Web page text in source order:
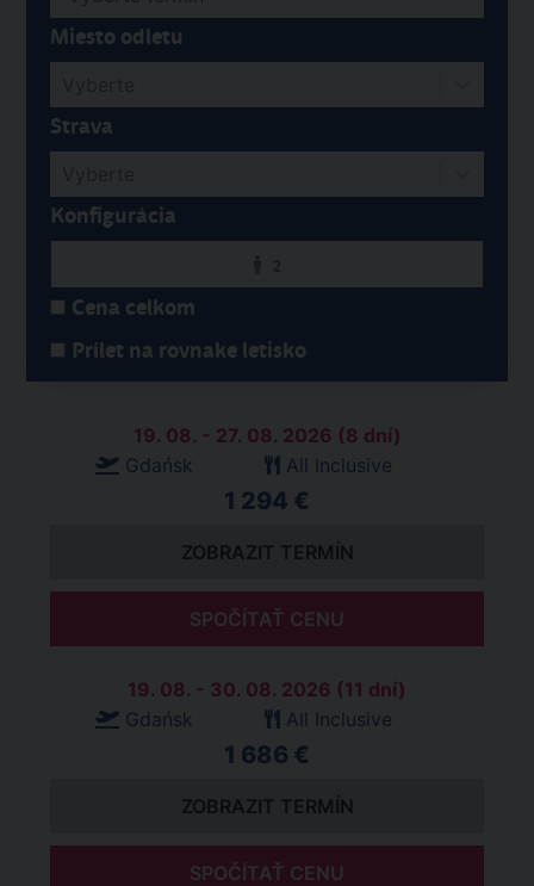
Miesto odletu
Strava
Konfigurácia
Cena celkom
Prílet na rovnake letisko
19. 08. - 27. 08. 2026 (8 dní)
Gdańsk
All Inclusive
1 294 €
ZOBRAZIT TERMÍN
SPOČÍTAŤ CENU
19. 08. - 30. 08. 2026 (11 dní)
Gdańsk
All Inclusive
1 686 €
ZOBRAZIT TERMÍN
SPOČÍTAŤ CENU